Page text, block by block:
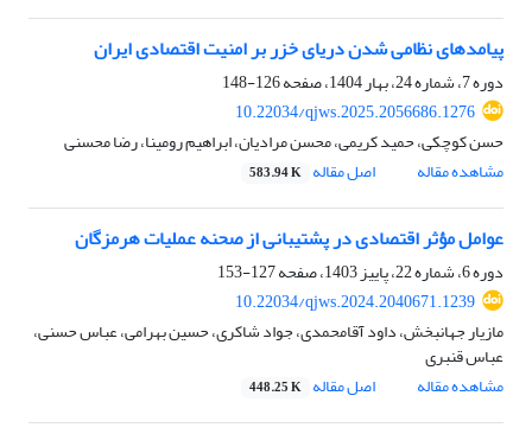
پیامدهای نظامی شدن دریای خزر بر امنیت اقتصادی ایران
دوره 7، شماره 24، بهار 1404، صفحه
126-148
10.22034/qjws.2025.2056686.1276
حسن کوچکی، حمید کریمی، محسن مرادیان، ابراهیم رومینا، رضا محسنی
مشاهده مقاله
اصل مقاله 583.94 K
عوامل مؤثر اقتصادی در پشتیبانی از صحنه عملیات هرمزگان
دوره 6، شماره 22، پاییز 1403، صفحه
127-153
10.22034/qjws.2024.2040671.1239
مازیار جهانبخش، داود آقامحمدی، جواد شاکری، حسین بهرامی، عباس حسنی،
عباس قنبری
مشاهده مقاله
اصل مقاله 448.25 K